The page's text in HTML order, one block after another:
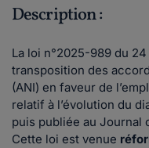
Description :
La loi n°2025-989 du
transposition des
(ANI) en faveur de
relatif à l’évolution du
puis publiée au Journal
Cette loi est venue